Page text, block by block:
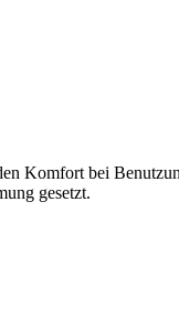
Komfort bei
gesetzt.